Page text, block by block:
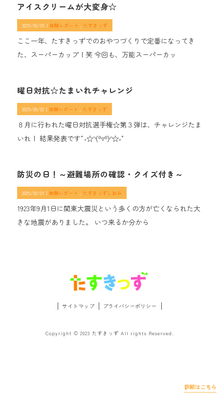
詳細はこちら
詳細はこちら
詳細はこちら
詳細はこちら
詳細はこちら
詳細はこちら
アイスクリームが大変身☆
2025/09/05｜ 体験レポート たすきっず
ここ一年、たすきっずでのおやつづくりで定番になってき
た、スーパーカップ！笑 今回も、万能スーパーカッ
詳細はこちら
曜日対抗☆たまいれチャレンジ
2025/09/02｜ 体験レポート たすきっず
８月に行われた曜日対抗選手権☆第３弾は、チャレンジたま
いれ！ 結果発表です°˖☆◝(⁰▿⁰)◜☆˖°
詳細はこちら
防災の日！～避難場所の確認・クイズ付き～
2025/09/01｜ 体験レポート たすきっずしおみ
1923年9月1日に関東大震災という多くの方が亡くなられた大
きな地震がありました。 いつ来るか分から
詳細はこちら
サイトマップ プライバシーポリシー
Copyright © 2023 たすきっず All rights Reserved.